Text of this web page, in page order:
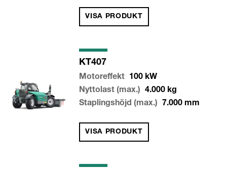
VISA PRODUKT
KT407
Motoreffekt 100 kW
Nyttolast (max.)
4.000 kg
Staplingshöjd (max.)
7.000 mm
VISA PRODUKT